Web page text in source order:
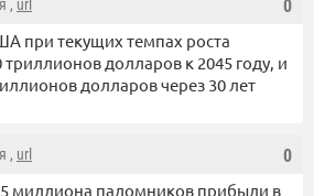
0
, url
при текущих темпах роста
триллионов долларов к 2045 году, и
долларов через 30 лет
0
, url
миллиона паломников прибыли в